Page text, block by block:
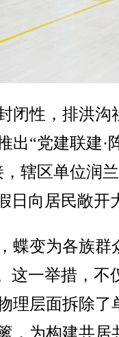
性，排洪沟
出“党建联建·
辖区单位润
日向居民敞开
变为各族群
这一举措，不
理层面拆除了
，为构建共居